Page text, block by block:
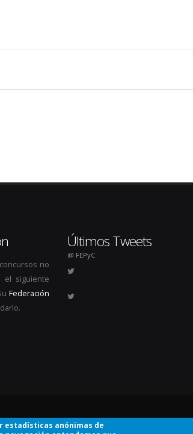
no
el siguiente
Federación
Últimos Tweets
@ FEPyC
estadísticas anónimas de